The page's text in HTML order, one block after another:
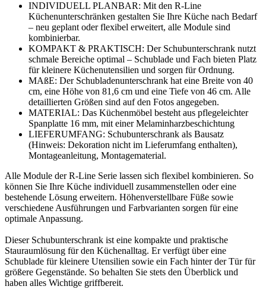
INDIVIDUELL PLANBAR: Mit den R-Line
Küchenunterschränken gestalten Sie Ihre Küche nach Bedarf
– neu geplant oder flexibel erweitert, alle Module sind
kombinierbar.
KOMPAKT & PRAKTISCH: Der Schubunterschrank nutzt
schmale Bereiche optimal – Schublade und Fach bieten Platz
für kleinere Küchenutensilien und sorgen für Ordnung.
MAßE: Der Schubladenunterschrank hat eine Breite von 40
cm, eine Höhe von 81,6 cm und eine Tiefe von 46 cm. Alle
detaillierten Größen sind auf den Fotos angegeben.
MATERIAL: Das Küchenmöbel besteht aus pflegeleichter
Spanplatte 16 mm, mit einer Melaminharzbeschichtung
LIEFERUMFANG: Schubunterschrank als Bausatz
(Hinweis: Dekoration nicht im Lieferumfang enthalten),
Montageanleitung, Montagematerial.
Alle Module der R-Line Serie lassen sich flexibel kombinieren. So
können Sie Ihre Küche individuell zusammenstellen oder eine
bestehende Lösung erweitern. Höhenverstellbare Füße sowie
verschiedene Ausführungen und Farbvarianten sorgen für eine
optimale Anpassung.
Dieser Schubunterschrank ist eine kompakte und praktische
Stauraumlösung für den Küchenalltag. Er verfügt über eine
Schublade für kleinere Utensilien sowie ein Fach hinter der Tür für
größere Gegenstände. So behalten Sie stets den Überblick und
haben alles Wichtige griffbereit.